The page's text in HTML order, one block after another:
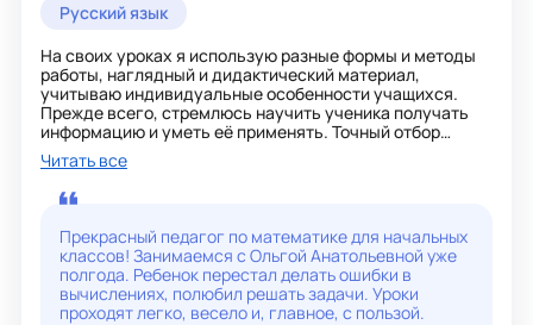
Русский язык
На своих уроках я использую разные формы и методы
работы, наглядный и дидактический материал,
учитываю индивидуальные особенности учащихся.
Прежде всего, стремлюсь научить ученика получать
информацию и уметь её применять. Точный отбор
заданий для закрепления знаний и подготовки к
успешной сдаче тестов.
Считаю важным создавать на своих уроках среду,
которая благоприятна для развития личности и
реализации человеческого потенциала каждого
учащегося, не ущемляя его прав и свобод.
Стараюсь всегда достигать поставленных целей и
задач.
Читать все
Прекрасный педагог по математике для начальных
классов! Занимаемся с Ольгой Анатольевной уже
полгода. Ребенок перестал делать ошибки в
вычислениях, полюбил решать задачи. Уроки
проходят легко, весело и, главное, с пользой.